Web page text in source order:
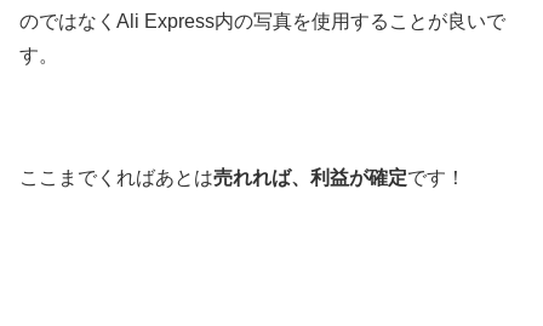
のではなくAli Express内の写真を使用することが良いで
す。
ここまでくればあとは売れれば、利益が確定です！